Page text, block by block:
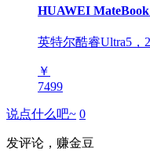
HUAWEI
英特尔酷睿Ultra5
￥
7499
说点什么吧~ 0
发评论，赚金豆